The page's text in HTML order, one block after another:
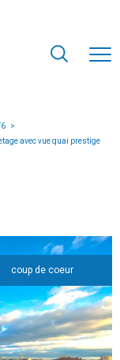
avec vue quai prestige
coup de coeur